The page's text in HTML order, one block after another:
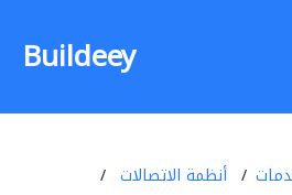
Buildeey
أنظمة الاتصالات